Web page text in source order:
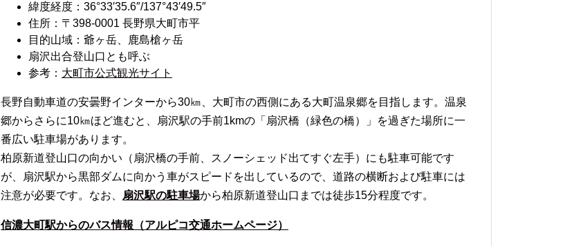
緯度経度：36°33′35.6″/137°43′49.5″
住所：〒398-0001 長野県大町市平
目的山域：爺ヶ岳、鹿島槍ヶ岳
扇沢出合登山口とも呼ぶ
参考： 大町市公式観光サイト
長野自動車道の安曇野インターから30㎞、大町市の西側にある大町温泉郷を目指します。温泉
郷からさらに10㎞ほど進むと、扇沢駅の手前1kmの「扇沢橋（緑色の橋）」を過ぎた場所に一
番広い駐車場があります。
柏原新道登山口の向かい（扇沢橋の手前、スノーシェッド出てすぐ左手）にも駐車可能です
が、扇沢駅から黒部ダムに向かう車がスピードを出しているので、道路の横断および駐車には
注意が必要です。なお、 扇沢駅の駐車場から柏原新道登山口までは徒歩15分程度です。
信濃大町駅からのバス情報（アルピコ交通ホームページ）